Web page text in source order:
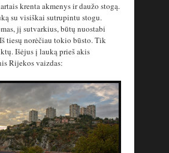
krenta akmenys ir daužo stogą.
su visiškai sutrupintu stogu.
jį sutvarkius, būtų nuostabi
tiesų norėčiau tokio būsto. Tik
Išėjus į lauką prieš akis
Rijekos vaizdas: